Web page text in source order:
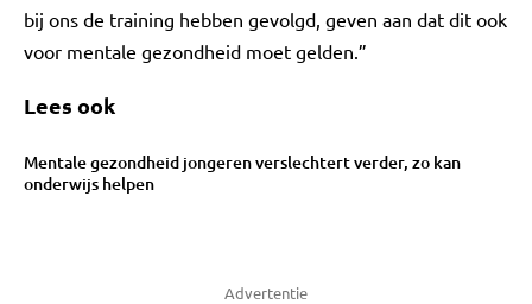
bij ons de training hebben gevolgd, geven aan dat dit ook
voor mentale gezondheid moet gelden.”
Lees ook
Mentale gezondheid jongeren verslechtert verder, zo kan
onderwijs helpen
Advertentie